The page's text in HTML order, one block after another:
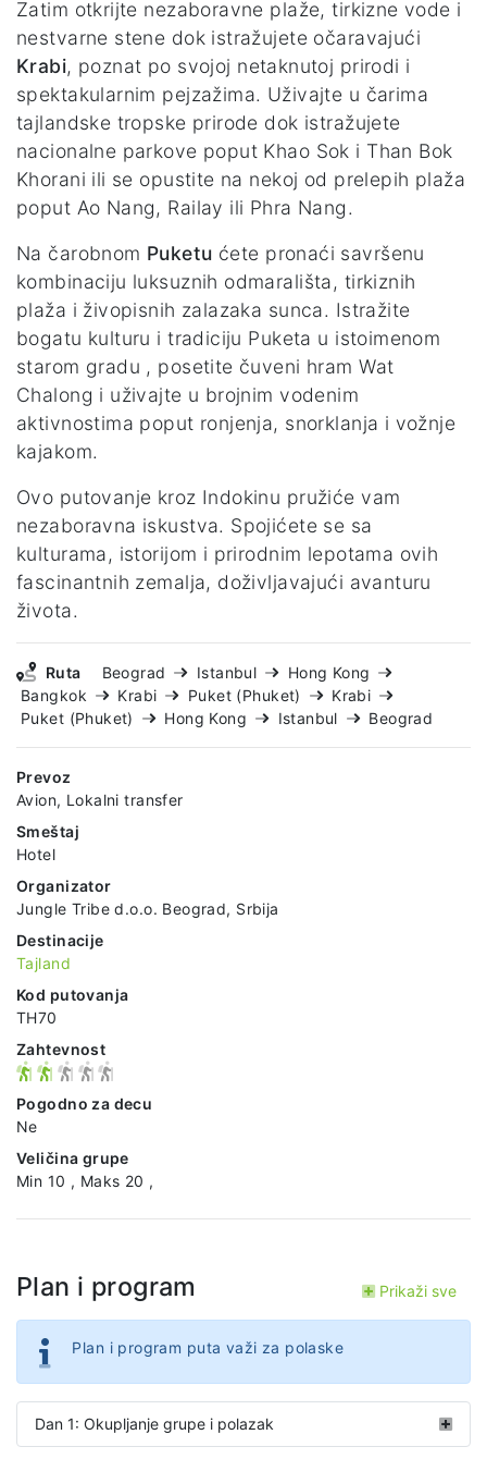
Zatim otkrijte nezaboravne plaže, tirkizne vode i
nestvarne stene dok istražujete očaravajući
Krabi, poznat po svojoj netaknutoj prirodi i
spektakularnim pejzažima. Uživajte u čarima
tajlandske tropske prirode dok istražujete
nacionalne parkove poput Khao Sok i Than Bok
Khorani ili se opustite na nekoj od prelepih plaža
poput Ao Nang, Railay ili Phra Nang.
Na čarobnom Puketu ćete pronaći savršenu
kombinaciju luksuznih odmarališta, tirkiznih
plaža i živopisnih zalazaka sunca. Istražite
bogatu kulturu i tradiciju Puketa u istoimenom
starom gradu , posetite čuveni hram Wat
Chalong i uživajte u brojnim vodenim
aktivnostima poput ronjenja, snorklanja i vožnje
kajakom.
Ovo putovanje kroz Indokinu pružiće vam
nezaboravna iskustva. Spojićete se sa
kulturama, istorijom i prirodnim lepotama ovih
fascinantnih zemalja, doživljavajući avanturu
života.
Ruta Beograd Istanbul
Hong Kong
Bangkok
Krabi Puket (Phuket)
Krabi
Puket (Phuket)
Hong Kong Istanbul Beograd
Prevoz
Avion, Lokalni transfer
Smeštaj
Hotel
Organizator
Jungle Tribe d.o.o. Beograd, Srbija
Destinacije
Tajland
Kod putovanja
TH70
Zahtevnost
Pogodno za decu
Ne
Veličina grupe
Min 10 , Maks 20 ,
Plan i program Prikaži sve
Plan i program puta važi za polaske
Dan 1: Okupljanje grupe i polazak